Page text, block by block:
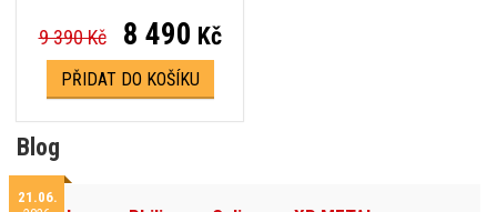
9 390 Kč 8 490 Kč
PŘIDAT DO KOŠÍKU
Blog
21.06.